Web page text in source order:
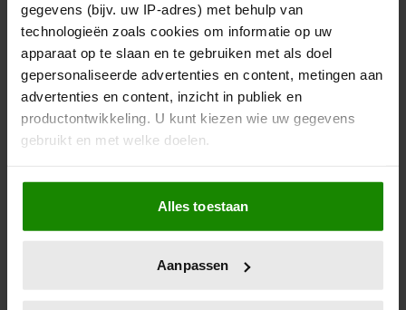
gegevens (bijv. uw IP-adres) met behulp van
technologieën zoals cookies om informatie op uw
apparaat op te slaan en te gebruiken met als doel
gepersonaliseerde advertenties en content, metingen aan
advertenties en content, inzicht in publiek en
productontwikkeling. U kunt kiezen wie uw gegevens
gebruikt en met welke doelen.
Als u het toestaat, willen we ook graag:
Informatie verzamelen over uw geografische
locatie, die tot een paar meter nauwkeurig kan zijn
scannen op specifieke eigenschappen (fingerprinting)
Alles toestaan
Aanpassen